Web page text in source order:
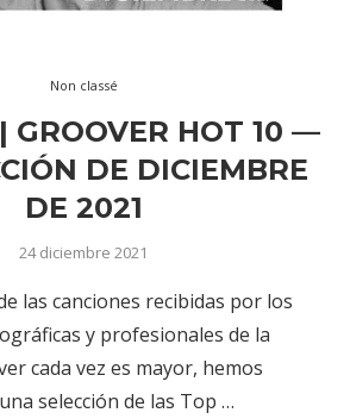
Non classé
GROOVER HOT 10 —
DE DICIEMBRE
DE 2021
24 diciembre 2021
las canciones recibidas por los
y profesionales de la
cada vez es mayor, hemos
selección de las Top …